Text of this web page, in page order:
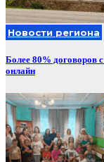
Новости региона
Более 80% договоров
онлайн